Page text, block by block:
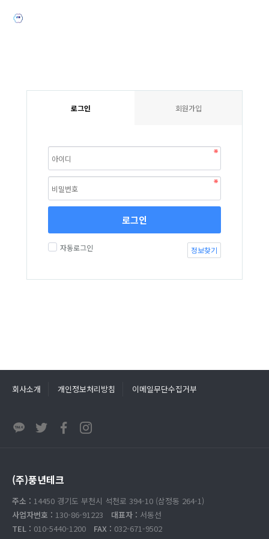
로그인 회원가입
로그인
자동로그인 정보찾기
회사소개 개인정보처리방침 이메일무단수집거부
(주)풍년테크
주소 : 14450 경기도 부천시 석천로 394-10 (삼정동 264-1)
사업자번호 : 130-86-91223 대표자 : 서동선
TEL : 010-5440-1200 FAX : 032-671-9502